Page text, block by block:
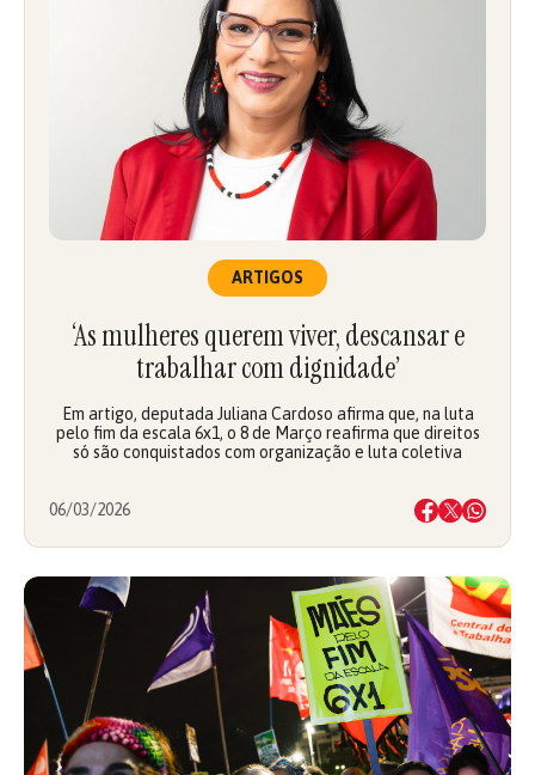
ARTIGOS
‘As mulheres querem viver, descansar e
trabalhar com dignidade’
Em artigo, deputada Juliana Cardoso afirma que, na luta
pelo fim da escala 6x1, o 8 de Março reafirma que direitos
só são conquistados com organização e luta coletiva
06/03/2026